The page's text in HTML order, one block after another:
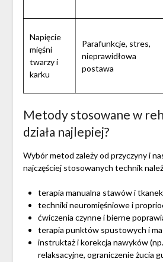
Napięcie
mięśni
twarzy i
karku
Parafunkcje, stres,
nieprawidłowa
postawa
Metody stosowane w
działa najlepiej?
Wybór metod zależy od przyczyny i
najczęściej stosowanych technik
terapia manualna stawów i
techniki neuromięśniowe i
ćwiczenia czynne i bierne
terapia punktów spustowych i
instruktaż i korekcja nawyków
relaksacyjne, ograniczenie żucia